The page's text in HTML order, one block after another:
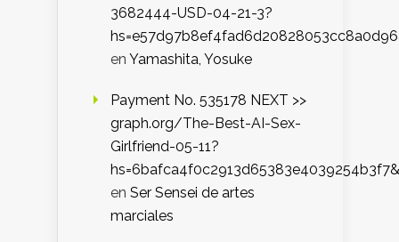
3682444-USD-04-21-3?
en Yamashita, Yosuke
Payment No. 535178 NEXT >>
graph.org/The-Best-AI-Sex-
Girlfriend-05-11?
hs=6bafca4f0c2913d65383e4039254b3f7&
en Ser Sensei de artes
marciales